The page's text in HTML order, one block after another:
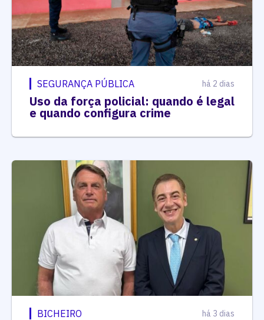
SEGURANÇA PÚBLICA há 2 dias
Uso da força policial: quando é legal
e quando configura crime
BICHEIRO há 3 dias